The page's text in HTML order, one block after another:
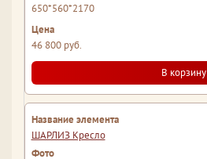
650*560*2170
46 800 руб.
В корзину
ШАРЛИЗ Кресло